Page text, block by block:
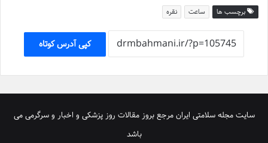
برچسب ها ساعت نقره
کپی آدرس کوتاه
سایت مجله سلامتی ایران مرجع بروز مقالات روز پزشکی و اخبار و سرگرمی می
باشد